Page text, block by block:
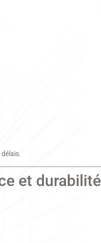
et durabilité